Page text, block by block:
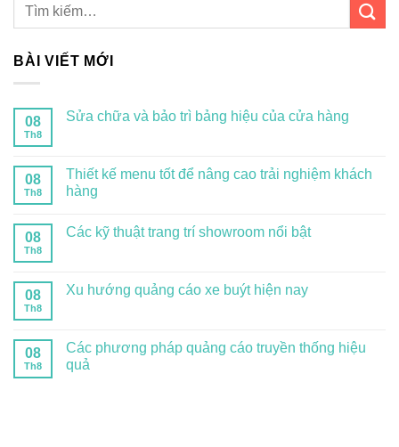
BÀI VIẾT MỚI
08
Th8
Sửa chữa và bảo trì bảng hiệu của cửa hàng
08
Th8
Thiết kế menu tốt để nâng cao trải nghiệm khách
hàng
08
Th8
Các kỹ thuật trang trí showroom nổi bật
08
Th8
Xu hướng quảng cáo xe buýt hiện nay
08
Th8
Các phương pháp quảng cáo truyền thống hiệu
quả